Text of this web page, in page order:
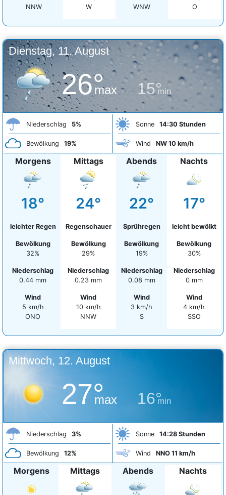
NNW
W
WNW
O
Dienstag, 11. August
26°
max 15°
min
Niederschlag 5%
Bewölkung 19%
Sonne 14:30 Stunden
Wind NW 10 km/h
Morgens
18°
leichter Regen
Bewölkung
32%
Niederschlag
0.44 mm
Wind
5 km/h
ONO
Mittags
24°
Regenschauer
Bewölkung
29%
Niederschlag
0.23 mm
Wind
10 km/h
NNW
Abends
22°
Sprühregen
Bewölkung
19%
Niederschlag
0.08 mm
Wind
3 km/h
S
Nachts
17°
leicht bewölkt
Bewölkung
30%
Niederschlag
0 mm
Wind
4 km/h
SSO
Mittwoch, 12. August
27°
max 16°
min
Niederschlag 3%
Bewölkung 12%
Sonne 14:28 Stunden
Wind NNO 11 km/h
Morgens Mittags Abends Nachts